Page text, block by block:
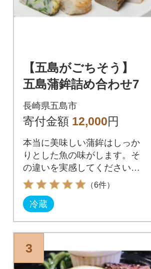
【五島がごちそう】
五島蒲鉾詰め合わせ7
長崎県五島市
寄付金額 12,000円
本当に美味しい蒲鉾はしっか
りとした魚の味がします。そ
の違いを実感してください。
【株式会社浜口水産】
（6件）
冷蔵
3